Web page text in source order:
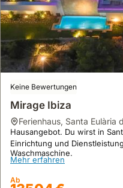
Keine Bewertungen
Mirage Ibiza
Ferienhaus, Santa Eulària
Hausangebot. Du wirst in
Einrichtung und
Waschmaschine.
Mehr erfahren
Ab